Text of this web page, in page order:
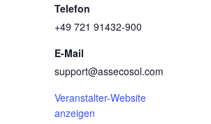
Telefon
+49 721 91432-900
E-Mail
support@assecosol.com
Veranstalter-Website
anzeigen